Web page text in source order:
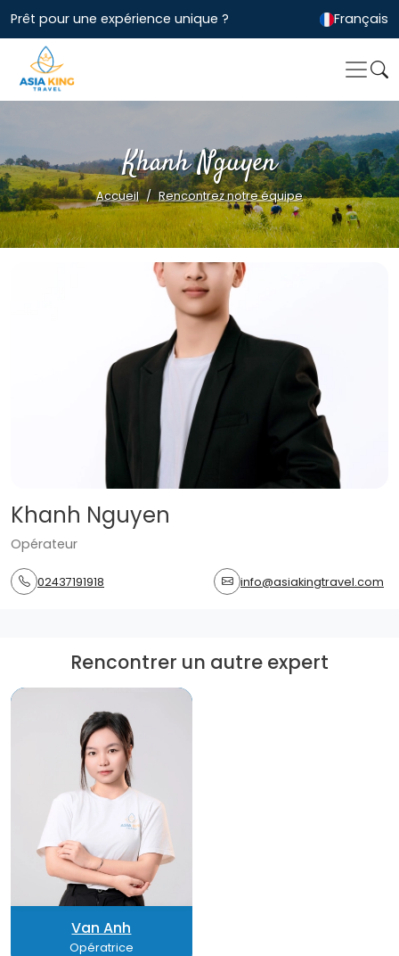
Prêt pour une expérience unique ? Français
Khanh Nguyen
Accueil Rencontrez notre équipe
Khanh Nguyen
Opérateur
02437191918 info@asiakingtravel.com
Rencontrer un autre expert
Van Anh
Opératrice